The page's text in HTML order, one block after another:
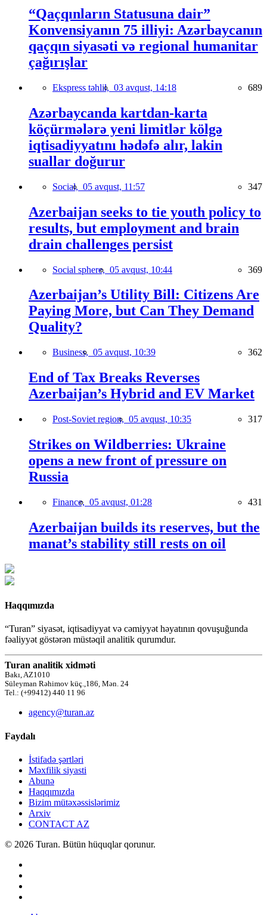
“Qaçqınların Statusuna dair”
Konvensiyanın 75 illiyi: Azərbaycanın
qaçqın siyasəti və regional humanitar
çağırışlar
Ekspress təhlil, 03 avqust, 14:18 689
Azərbaycanda kartdan-karta
köçürmələrə yeni limitlər kölgə
iqtisadiyyatını hədəfə alır, lakin
suallar doğurur
Social, 05 avqust, 11:57 347
Azerbaijan seeks to tie youth policy to
results, but employment and brain
drain challenges persist
Social sphere, 05 avqust, 10:44 369
Azerbaijan’s Utility Bill: Citizens Are
Paying More, but Can They Demand
Quality?
Business, 05 avqust, 10:39 362
End of Tax Breaks Reverses
Azerbaijan’s Hybrid and EV Market
Post-Soviet region, 05 avqust, 10:35 317
Strikes on Wildberries: Ukraine
opens a new front of pressure on
Russia
Finance, 05 avqust, 01:28 431
Azerbaijan builds its reserves, but the
manat’s stability still rests on oil
Haqqımızda
“Turan” siyasət, iqtisadiyyat və cəmiyyət həyatının qovuşuğunda
fəaliyyət göstərən müstəqil analitik qurumdur.
Turan analitik xidməti
Bakı, AZ1010
Süleyman Rəhimov küç.,186, Mən. 24
Tel.: (+99412) 440 11 96
agency@turan.az
Faydalı
İstifadə şərtləri
Məxfilik siyasti
Abunə
Haqqımızda
Bizim mütəxəssislərimiz
Arxiv
CONTACT AZ
© 2026 Turan. Bütün hüquqlar qorunur.